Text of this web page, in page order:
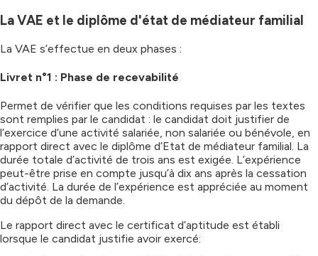
La VAE et le diplôme d'état de médiateur familial
La VAE s’effectue en deux phases :
Livret n°1 : Phase de recevabilité
Permet de vérifier que les conditions requises par les textes
sont remplies par le candidat : le candidat doit justifier de
l’exercice d’une activité salariée, non salariée ou bénévole, en
rapport direct avec le diplôme d’Etat de médiateur familial. La
durée totale d’activité de trois ans est exigée. L’expérience
peut-être prise en compte jusqu’à dix ans après la cessation
d’activité. La durée de l’expérience est appréciée au moment
du dépôt de la demande.
Le rapport direct avec le certificat d’aptitude est établi
lorsque le candidat justifie avoir exercé: